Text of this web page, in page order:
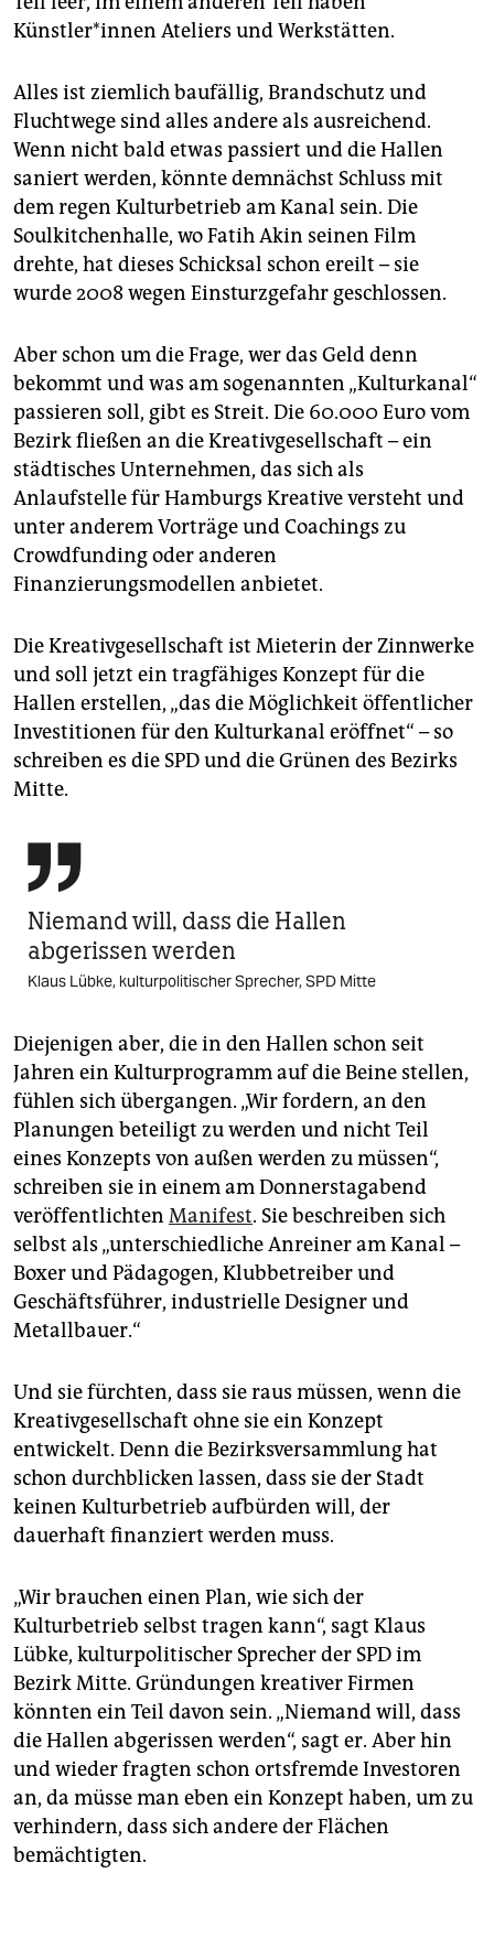
Künstler*innen Ateliers und Werkstätten.
Alles ist ziemlich baufällig, Brandschutz und
Fluchtwege sind alles andere als ausreichend.
Wenn nicht bald etwas passiert und die Hallen
saniert werden, könnte demnächst Schluss mit
dem regen Kulturbetrieb am Kanal sein. Die
Soulkitchenhalle, wo Fatih Akin seinen Film
drehte, hat dieses Schicksal schon ereilt – sie
wurde 2008 wegen Einsturzgefahr geschlossen.
Aber schon um die Frage, wer das Geld denn
bekommt und was am sogenannten „Kulturkanal“
passieren soll, gibt es Streit. Die 60.000 Euro vom
Bezirk fließen an die Kreativgesellschaft – ein
städtisches Unternehmen, das sich als
Anlaufstelle für Hamburgs Kreative versteht und
unter anderem Vorträge und Coachings zu
Crowdfunding oder anderen
Finanzierungsmodellen anbietet.
Die Kreativgesellschaft ist Mieterin der Zinnwerke
und soll jetzt ein tragfähiges Konzept für die
Hallen erstellen, „das die Möglichkeit öffentlicher
Investitionen für den Kulturkanal eröffnet“ – so
schreiben es die SPD und die Grünen des Bezirks
Mitte.

Niemand will, dass die Hallen
abgerissen werden
Klaus Lübke, kulturpolitischer Sprecher, SPD Mitte
Diejenigen aber, die in den Hallen schon seit
Jahren ein Kulturprogramm auf die Beine stellen,
fühlen sich übergangen. „Wir fordern, an den
Planungen beteiligt zu werden und nicht Teil
eines Konzepts von außen werden zu müssen“,
schreiben sie in einem am Donnerstagabend
veröffentlichten Manifest. Sie beschreiben sich
selbst als „unterschiedliche Anreiner am Kanal –
Boxer und Pädagogen, Klubbetreiber und
Geschäftsführer, industrielle Designer und
Metallbauer.“
Und sie fürchten, dass sie raus müssen, wenn die
Kreativgesellschaft ohne sie ein Konzept
entwickelt. Denn die Bezirksversammlung hat
schon durchblicken lassen, dass sie der Stadt
keinen Kulturbetrieb aufbürden will, der
dauerhaft finanziert werden muss.
„Wir brauchen einen Plan, wie sich der
Kulturbetrieb selbst tragen kann“, sagt Klaus
Lübke, kulturpolitischer Sprecher der SPD im
Bezirk Mitte. Gründungen kreativer Firmen
könnten ein Teil davon sein. „Niemand will, dass
die Hallen abgerissen werden“, sagt er. Aber hin
und wieder fragten schon ortsfremde Investoren
an, da müsse man eben ein Konzept haben, um zu
verhindern, dass sich andere der Flächen
bemächtigten.